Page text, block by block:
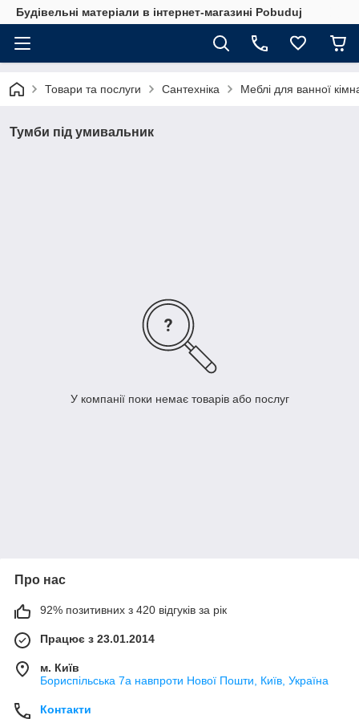
Будівельні матеріали в інтернет-магазині Pobuduj
Товари та послуги Сантехніка Меблі для ванної
Тумби під умивальник
У компанії поки немає товарів або послуг
Про нас
92% позитивних з 420 відгуків за рік
Працює з 23.01.2014
м. Київ
Бориспільська 7а навпроти Нової Пошти, Київ, Україна
Контакти